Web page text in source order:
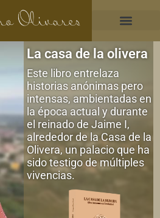
La casa de la olivera
Este libro entrelaza
historias anónimas pero
intensas, ambientadas en
la época actual y durante
el reinado de Jaime I,
alrededor de la Casa de la
Olivera, un palacio que ha
sido testigo de múltiples
vivencias.